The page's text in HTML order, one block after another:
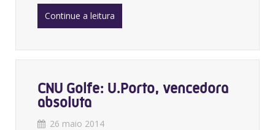
Continue a leitura
CNU Golfe: U.Porto, vencedora
absoluta
26 maio 2014